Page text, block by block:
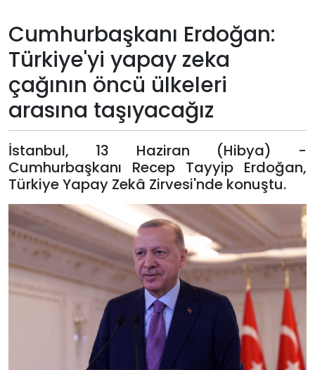
Künye
Giriş
Yap
Cumhurbaşkanı Erdoğan:
Türkiye'yi yapay zeka
çağının öncü ülkeleri
arasına taşıyacağız
İstanbul, 13 Haziran (Hibya) -
Cumhurbaşkanı Recep Tayyip Erdoğan,
Türkiye Yapay Zekâ Zirvesi'nde konuştu.